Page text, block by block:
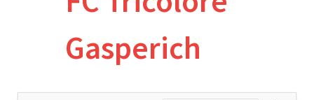
Gasperich